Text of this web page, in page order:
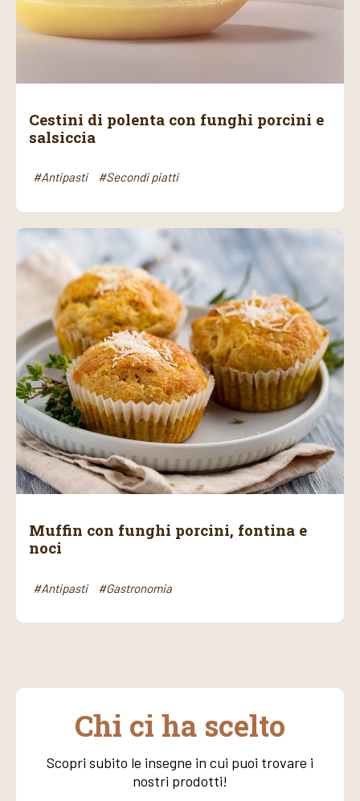
Cestini di polenta con funghi porcini e
salsiccia
#Antipasti #Secondi piatti
Muffin con funghi porcini, fontina e
noci
#Antipasti #Gastronomia
Chi ci ha scelto
Scopri subito le insegne in cui puoi trovare i
nostri prodotti!